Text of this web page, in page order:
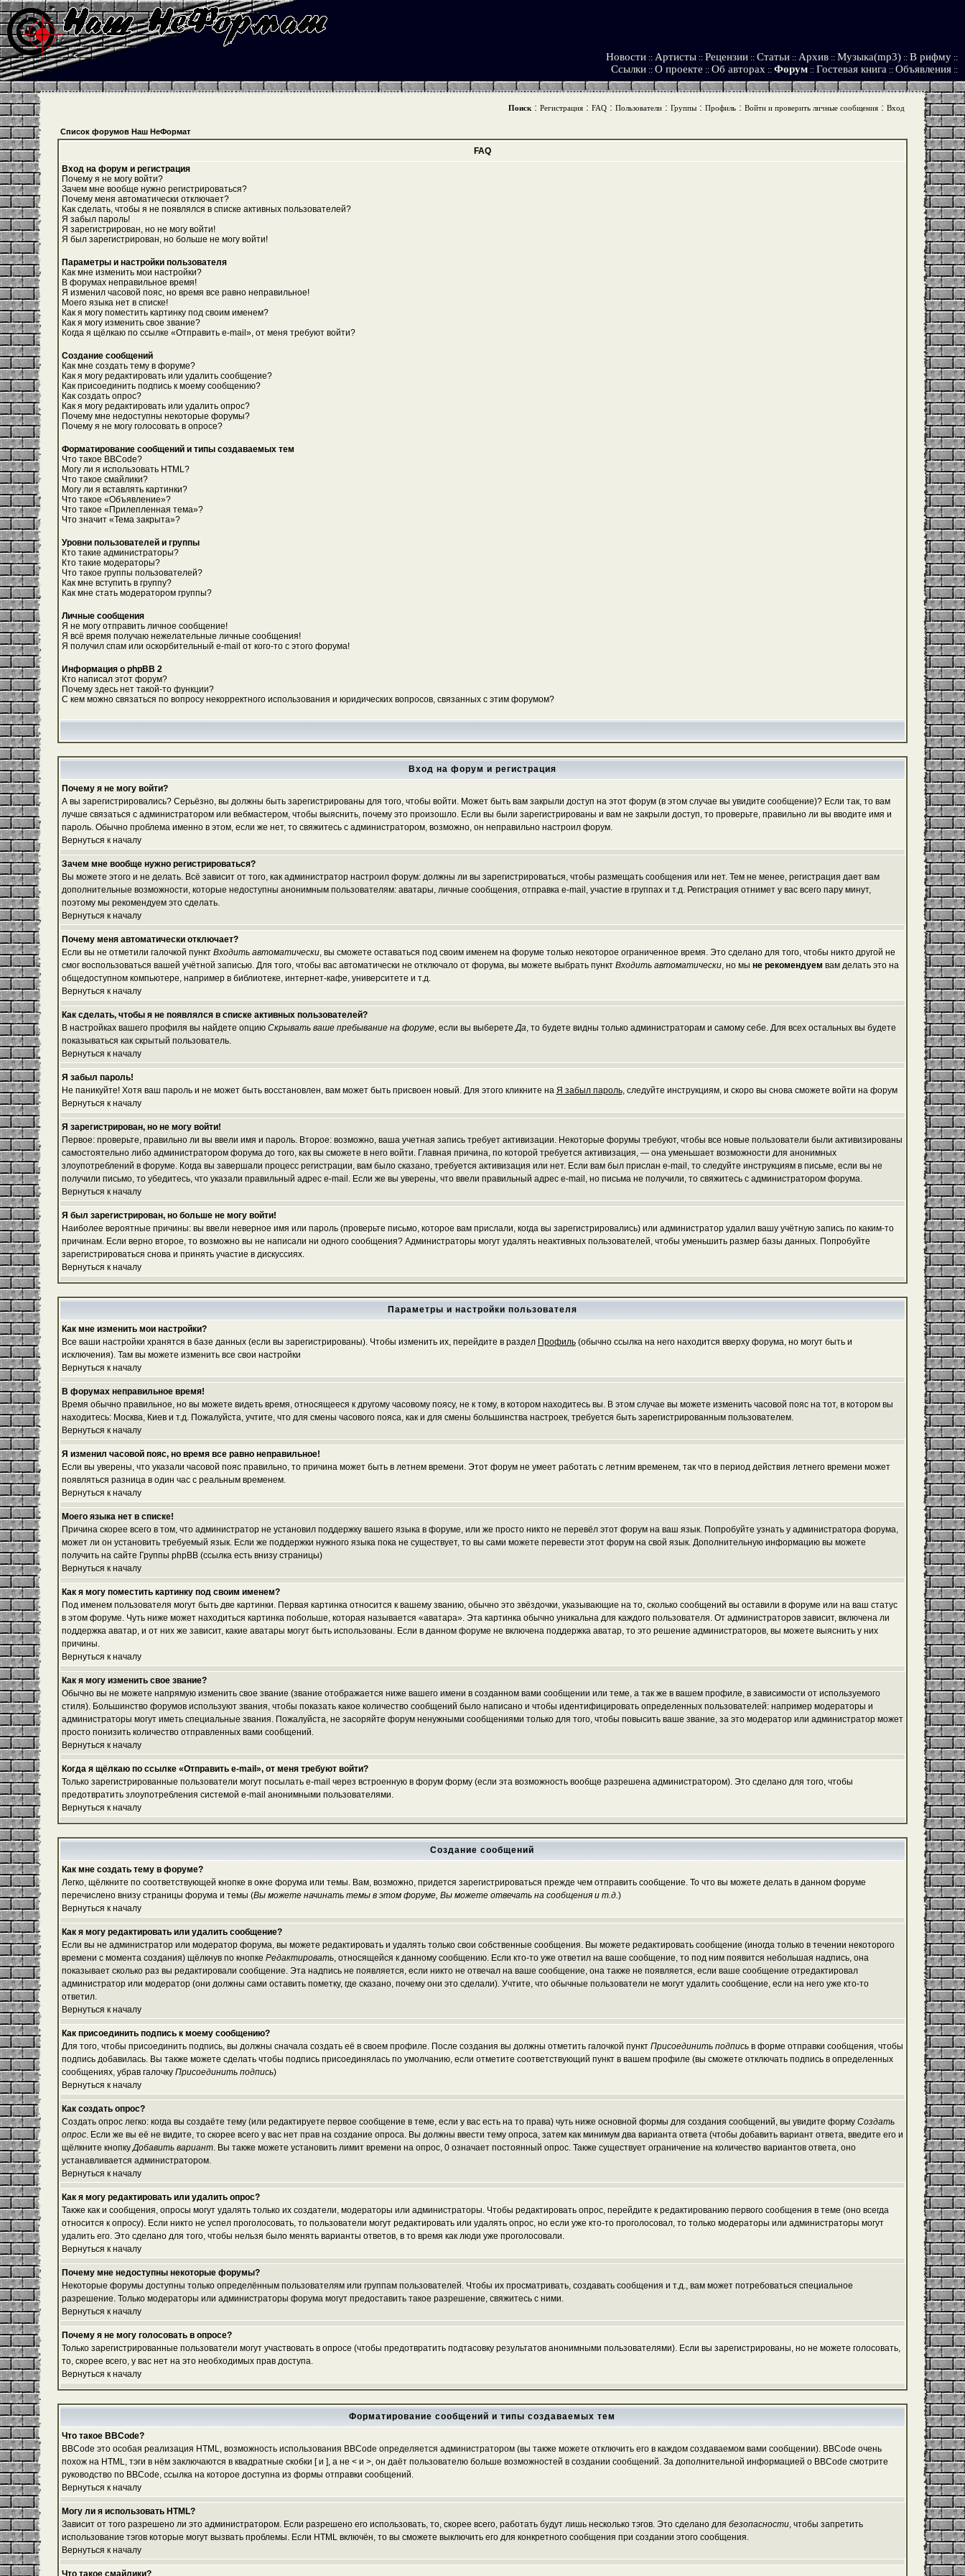
Новости :: Артисты :: Рецензии :: Статьи :: Архив :: Музыка(mp3) :: В рифму ::
Ссылки :: О проекте :: Об авторах :: Форум :: Гостевая книга :: Объявления ::
Поиск: Регистрация: FAQ: Пользователи: Группы: Профиль: Войти и проверить личные сообщения: Вход
Список форумов Наш НеФормат
FAQ
Вход на форум и регистрация
Почему я не могу войти?
Зачем мне вообще нужно регистрироваться?
Почему меня автоматически отключает?
Как сделать, чтобы я не появлялся в списке активных пользователей?
Я забыл пароль!
Я зарегистрирован, но не могу войти!
Я был зарегистрирован, но больше не могу войти!
Параметры и настройки пользователя
Как мне изменить мои настройки?
В форумах неправильное время!
Я изменил часовой пояс, но время все равно неправильное!
Моего языка нет в списке!
Как я могу поместить картинку под своим именем?
Как я могу изменить свое звание?
Когда я щёлкаю по ссылке «Отправить e-mail», от меня требуют войти?
Создание сообщений
Как мне создать тему в форуме?
Как я могу редактировать или удалить сообщение?
Как присоединить подпись к моему сообщению?
Как создать опрос?
Как я могу редактировать или удалить опрос?
Почему мне недоступны некоторые форумы?
Почему я не могу голосовать в опросе?
Форматирование сообщений и типы создаваемых тем
Что такое BBCode?
Могу ли я использовать HTML?
Что такое смайлики?
Могу ли я вставлять картинки?
Что такое «Объявление»?
Что такое «Прилепленная тема»?
Что значит «Тема закрыта»?
Уровни пользователей и группы
Кто такие администраторы?
Кто такие модераторы?
Что такое группы пользователей?
Как мне вступить в группу?
Как мне стать модератором группы?
Личные сообщения
Я не могу отправить личное сообщение!
Я всё время получаю нежелательные личные сообщения!
Я получил спам или оскорбительный e-mail от кого-то с этого форума!
Информация о phpBB 2
Кто написал этот форум?
Почему здесь нет такой-то функции?
С кем можно связаться по вопросу некорректного использования и юридических вопросов, связанных с этим форумом?
Вход на форум и регистрация
Почему я не могу войти?
А вы зарегистрировались? Серьёзно, вы должны быть зарегистрированы для того, чтобы войти. Может быть вам закрыли доступ на этот форум (в этом случае вы увидите сообщение)? Если так, то вам
лучше связаться с администратором или вебмастером, чтобы выяснить, почему это произошло. Если вы были зарегистрированы и вам не закрыли доступ, то проверьте, правильно ли вы вводите имя и
пароль. Обычно проблема именно в этом, если же нет, то свяжитесь с администратором, возможно, он неправильно настроил форум.
Вернуться к началу
Зачем мне вообще нужно регистрироваться?
Вы можете этого и не делать. Всё зависит от того, как администратор настроил форум: должны ли вы зарегистрироваться, чтобы размещать сообщения или нет. Тем не менее, регистрация дает вам
дополнительные возможности, которые недоступны анонимным пользователям: аватары, личные сообщения, отправка e-mail, участие в группах и т.д. Регистрация отнимет у вас всего пару минут,
поэтому мы рекомендуем это сделать.
Вернуться к началу
Почему меня автоматически отключает?
Если вы не отметили галочкой пункт Входить автоматически, вы сможете оставаться под своим именем на форуме только некоторое ограниченное время. Это сделано для того, чтобы никто другой не
смог воспользоваться вашей учётной записью. Для того, чтобы вас автоматически не отключало от форума, вы можете выбрать пункт Входить автоматически, но мы не рекомендуем вам делать это на
общедоступном компьютере, например в библиотеке, интернет-кафе, университете и т.д.
Вернуться к началу
Как сделать, чтобы я не появлялся в списке активных пользователей?
В настройках вашего профиля вы найдете опцию Скрывать ваше пребывание на форуме, если вы выберетеДа, то будете видны только администраторам и самому себе. Для всех остальных вы будете
показываться как скрытый пользователь.
Вернуться к началу
Я забыл пароль!
Не паникуйте! Хотя ваш пароль и не может быть восстановлен, вам может быть присвоен новый. Для этого кликните на Я забыл пароль, следуйте инструкциям, и скоро вы снова сможете войти на форум
Вернуться к началу
Я зарегистрирован, но не могу войти!
Первое: проверьте, правильно ли вы ввели имя и пароль. Второе: возможно, ваша учетная запись требует активизации. Некоторые форумы требуют, чтобы все новые пользователи были активизированы
самостоятельно либо администратором форума до того, как вы сможете в него войти. Главная причина, по которой требуется активизация, — она уменьшает возможности для анонимных
злоупотреблений в форуме. Когда вы завершали процесс регистрации, вам было сказано, требуется активизация или нет. Если вам был прислан e-mail, то следуйте инструкциям в письме, если вы не
получили письмо, то убедитесь, что указали правильный адрес e-mail. Если же вы уверены, что ввели правильный адрес e-mail, но письма не получили, то свяжитесь с администратором форума.
Вернуться к началу
Я был зарегистрирован, но больше не могу войти!
Наиболее вероятные причины: вы ввели неверное имя или пароль (проверьте письмо, которое вам прислали, когда вы зарегистрировались) или администратор удалил вашу учётную запись по каким-то
причинам. Если верно второе, то возможно вы не написали ни одного сообщения? Администраторы могут удалять неактивных пользователей, чтобы уменьшить размер базы данных. Попробуйте
зарегистрироваться снова и принять участие в дискуссиях.
Вернуться к началу
Параметры и настройки пользователя
Как мне изменить мои настройки?
Все ваши настройки хранятся в базе данных (если вы зарегистрированы). Чтобы изменить их, перейдите в раздел Профиль(обычно ссылка на него находится вверху форума, но могут быть и
исключения). Там вы можете изменить все свои настройки
Вернуться к началу
В форумах неправильное время!
Время обычно правильное, но вы можете видеть время, относящееся к другому часовому поясу, не к тому, в котором находитесь вы. В этом случае вы можете изменить часовой пояс на тот, в котором вы
находитесь: Москва, Киев и т.д. Пожалуйста, учтите, что для смены часового пояса, как и для смены большинства настроек, требуется быть зарегистрированным пользователем.
Вернуться к началу
Я изменил часовой пояс, но время все равно неправильное!
Если вы уверены, что указали часовой пояс правильно, то причина может быть в летнем времени. Этот форум не умеет работать с летним временем, так что в период действия летнего времени может
появляться разница в один час с реальным временем.
Вернуться к началу
Моего языка нет в списке!
Причина скорее всего в том, что администратор не установил поддержку вашего языка в форуме, или же просто никто не перевёл этот форум на ваш язык. Попробуйте узнать у администратора форума,
может ли он установить требуемый язык. Если же поддержки нужного языка пока не существует, то вы сами можете перевести этот форум на свой язык. Дополнительную информацию вы можете
получить на сайте Группы phpBB (ссылка есть внизу страницы)
Вернуться к началу
Как я могу поместить картинку под своим именем?
Под именем пользователя могут быть две картинки. Первая картинка относится к вашему званию, обычно это звёздочки, указывающие на то, сколько сообщений вы оставили в форуме или на ваш статус
в этом форуме. Чуть ниже может находиться картинка побольше, которая называется «аватара». Эта картинка обычно уникальна для каждого пользователя. От администраторов зависит, включена ли
поддержка аватар, и от них же зависит, какие аватары могут быть использованы. Если в данном форуме не включена поддержка аватар, то это решение администраторов, вы можете выяснить у них
причины.
Вернуться к началу
Как я могу изменить свое звание?
Обычно вы не можете напрямую изменить свое звание (звание отображается ниже вашего имени в созданном вами сообщении или теме, а так же в вашем профиле, в зависимости от используемого
стиля). Большинство форумов используют звания, чтобы показать какое количество сообщений было написано и чтобы идентифицировать определенных пользователей: например модераторы и
администраторы могут иметь специальные звания. Пожалуйста, не засоряйте форум ненужными сообщениями только для того, чтобы повысить ваше звание, за это модератор или администратор может
просто понизить количество отправленных вами сообщений.
Вернуться к началу
Когда я щёлкаю по ссылке «Отправить e-mail», от меня требуют войти?
Только зарегистрированные пользователи могут посылать e-mail через встроенную в форум форму (если эта возможность вообще разрешена администратором). Это сделано для того, чтобы
предотвратить злоупотребления системой e-mail анонимными пользователями.
Вернуться к началу
Создание сообщений
Как мне создать тему в форуме?
Легко, щёлкните по соответствующей кнопке в окне форума или темы. Вам, возможно, придется зарегистрироваться прежде чем отправить сообщение. То что вы можете делать в данном форуме
перечислено внизу страницы форума и темы (Вы можете начинать темы в этом форуме, Вы можете отвечать на сообщения и т.д.)
Вернуться к началу
Как я могу редактировать или удалить сообщение?
Если вы не администратор или модератор форума, вы можете редактировать и удалять только свои собственные сообщения. Вы можете редактировать сообщение (иногда только в течении некоторого
времени с момента создания) щёлкнув по кнопке Редактировать, относящейся к данному сообщению. Если кто-то уже ответил на ваше сообщение, то под ним появится небольшая надпись, она
показывает сколько раз вы редактировали сообщение. Эта надпись не появляется, если никто не отвечал на ваше сообщение, она также не появляется, если ваше сообщение отредактировал
администратор или модератор (они должны сами оставить пометку, где сказано, почему они это сделали). Учтите, что обычные пользователи не могут удалить сообщение, если на него уже кто-то
ответил.
Вернуться к началу
Как присоединить подпись к моему сообщению?
Для того, чтобы присоединить подпись, вы должны сначала создать её в своем профиле. После создания вы должны отметить галочкой пункт Присоединить подписьв форме отправки сообщения, чтобы
подпись добавилась. Вы также можете сделать чтобы подпись присоединялась по умолчанию, если отметите соответствующий пункт в вашем профиле (вы сможете отключать подпись в определенных
сообщениях, убрав галочку Присоединить подпись)
Вернуться к началу
Как создать опрос?
Создать опрос легко: когда вы создаёте тему (или редактируете первое сообщение в теме, если у вас есть на то права) чуть ниже основной формы для создания сообщений, вы увидите форму Создать
опрос. Если же вы её не видите, то скорее всего у вас нет прав на создание опроса. Вы должны ввести тему опроса, затем как минимум два варианта ответа (чтобы добавить вариант ответа, введите его и
щёлкните кнопкуДобавить вариант. Вы также можете установить лимит времени на опрос, 0 означает постоянный опрос. Также существует ограничение на количество вариантов ответа, оно
устанавливается администратором.
Вернуться к началу
Как я могу редактировать или удалить опрос?
Также как и сообщения, опросы могут удалять только их создатели, модераторы или администраторы. Чтобы редактировать опрос, перейдите к редактированию первого сообщения в теме (оно всегда
относится к опросу). Если никто не успел проголосовать, то пользователи могут редактировать или удалять опрос, но если уже кто-то проголосовал, то только модераторы или администраторы могут
удалить его. Это сделано для того, чтобы нельзя было менять варианты ответов, в то время как люди уже проголосовали.
Вернуться к началу
Почему мне недоступны некоторые форумы?
Некоторые форумы доступны только определённым пользователям или группам пользователей. Чтобы их просматривать, создавать сообщения и т.д., вам может потребоваться специальное
разрешение. Только модераторы или администраторы форума могут предоставить такое разрешение, свяжитесь с ними.
Вернуться к началу
Почему я не могу голосовать в опросе?
Только зарегистрированные пользователи могут участвовать в опросе (чтобы предотвратить подтасовку результатов анонимными пользователями). Если вы зарегистрированы, но не можете голосовать,
то, скорее всего, у вас нет на это необходимых прав доступа.
Вернуться к началу
Форматирование сообщений и типы создаваемых тем
Что такое BBCode?
BBCode это особая реализация HTML, возможность использования BBCode определяется администратором (вы также можете отключить его в каждом создаваемом вами сообщении). BBCode очень
похож на HTML, тэги в нём заключаются в квадратные скобки [ и ], а не < и >, он даёт пользователю больше возможностей в создании сообщений. За дополнительной информацией о BBCode смотрите
руководство по BBCode, ссылка на которое доступна из формы отправки сообщений.
Вернуться к началу
Могу ли я использовать HTML?
Зависит от того разрешено ли это администратором. Если разрешено его использовать, то, скорее всего, работать будут лишь несколько тэгов. Это сделано для безопасности, чтобы запретить
использование тэгов которые могут вызвать проблемы. Если HTML включён, то вы сможете выключить его для конкретного сообщения при создании этого сообщения.
Вернуться к началу
Что такое смайлики?